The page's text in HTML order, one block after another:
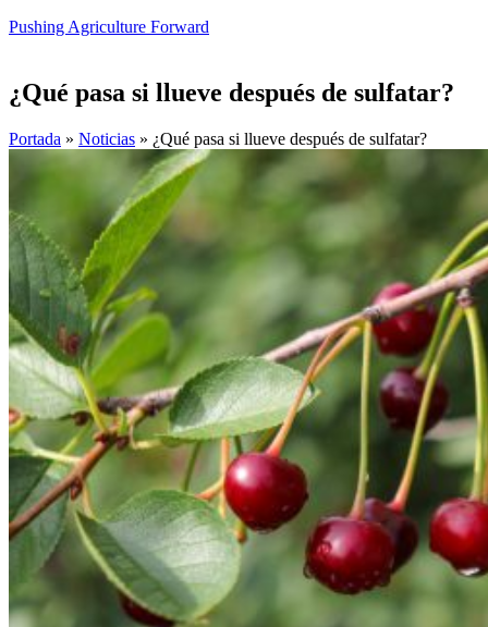
Pushing Agriculture Forward
¿Qué pasa si llueve después de sulfatar?
Portada » Noticias » ¿Qué pasa si llueve después de sulfatar?